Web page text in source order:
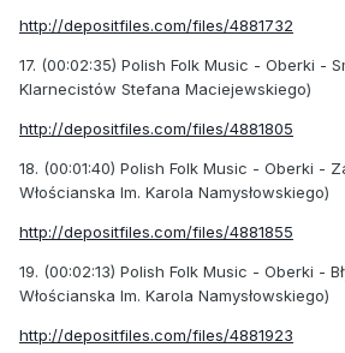
http://depositfiles.com/files/4881732
17. (00:02:35) Polish Folk Music - Oberki -
Klarnecistów Stefana Maciejewskiego)
http://depositfiles.com/files/4881805
18. (00:01:40) Polish Folk Music - Oberki -
Włościanska Im. Karola Namysłowskiego)
http://depositfiles.com/files/4881855
19. (00:02:13) Polish Folk Music - Oberki -
Włościanska Im. Karola Namysłowskiego)
http://depositfiles.com/files/4881923